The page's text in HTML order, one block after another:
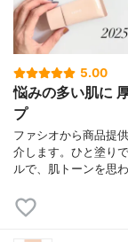
5.00
悩みの多い肌に
プ
ファシオから商品提
介します。ひと塗り
ルで、肌トーンを思